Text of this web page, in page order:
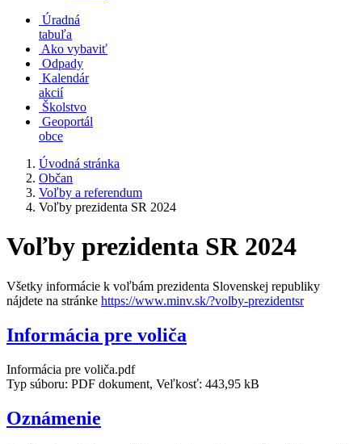
Úradná
tabuľa
Ako vybaviť
Odpady
Kalendár
akcií
Školstvo
Geoportál
obce
Úvodná stránka
Občan
Voľby a referendum
Voľby prezidenta SR 2024
Voľby prezidenta SR 2024
Všetky informácie k voľbám prezidenta Slovenskej republiky
nájdete na stránke https://www.minv.sk/?volby-prezidentsr
Informácia pre voliča
Informácia pre voliča.pdf
Typ súboru: PDF dokument, Veľkosť: 443,95 kB
Oznámenie